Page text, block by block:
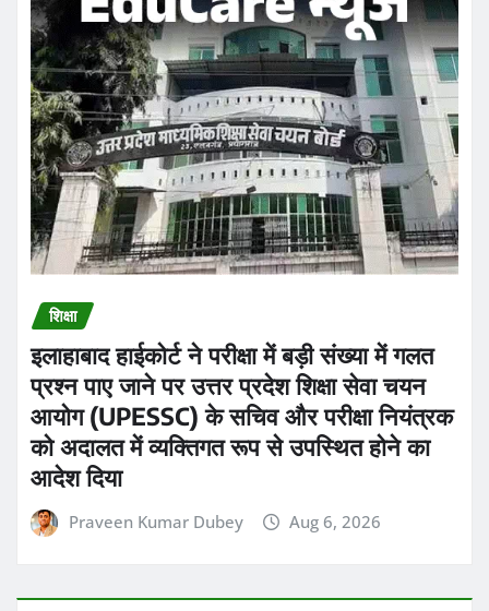
शिक्षा
इलाहाबाद हाईकोर्ट ने परीक्षा में बड़ी संख्या में गलत
प्रश्न पाए जाने पर उत्तर प्रदेश शिक्षा सेवा चयन
आयोग (UPESSC) के सचिव और परीक्षा नियंत्रक
को अदालत में व्यक्तिगत रूप से उपस्थित होने का
आदेश दिया
Praveen Kumar Dubey Aug 6, 2026